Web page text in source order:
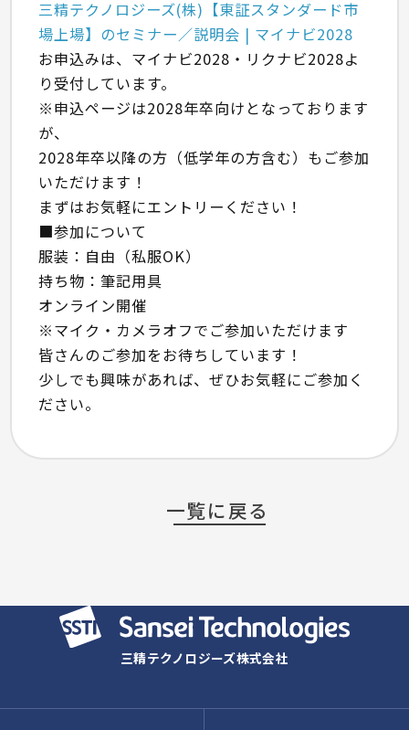
三精テクノロジーズ(株)【東証スタンダード市
場上場】のセミナー／説明会 | マイナビ2028
お申込みは、マイナビ2028・リクナビ2028よ
り受付しています。
※申込ページは2028年卒向けとなっております
が、
2028年卒以降の方（低学年の方含む）もご参加
いただけます！
まずはお気軽にエントリーください！
■参加について
服装：自由（私服OK）
持ち物：筆記用具
オンライン開催
※マイク・カメラオフでご参加いただけます
皆さんのご参加をお待ちしています！
少しでも興味があれば、ぜひお気軽にご参加く
ださい。
一覧に戻る
三精テクノロジーズ株式会社